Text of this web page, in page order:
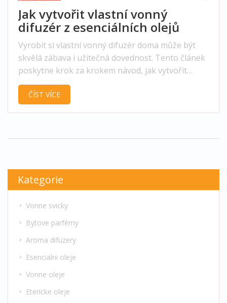
Jak vytvořit vlastní vonný
difuzér z esenciálních olejů
Vyrobit si vlastní vonný difuzér doma může být
skvělá zábava i užitečná dovednost. Tento článek
poskytne krok za krokem návod, jak vytvořit
účinný difuzér pomocí přírodních esenciálních
olejů a jednoduchých pomůcek. Od výběru
ČÍST VÍCE
Kategorie
Vonne svicky
Bytove parfémy
Aroma difuzery
Esencialni oleje
Vonne oleje
Etericke oleje